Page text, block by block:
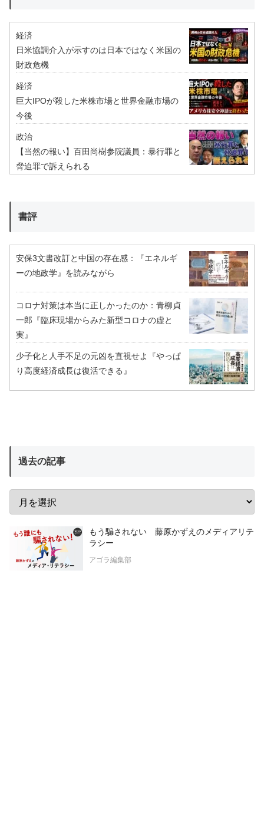
経済
日米協調介入が示すのは日本ではなく米国の
財政危機
経済
巨大IPOが殺した米株市場と世界金融市場の
今後
政治
【当然の報い】百田尚樹参院議員：暴行罪と
脅迫罪で訴えられる
書評
安保3文書改訂と中国の存在感：『エネルギ
ーの地政学』を読みながら
コロナ対策は本当に正しかったのか：青柳貞
一郎『臨床現場からみた新型コロナの虚と
実』
少子化と人手不足の元凶を直視せよ『やっぱ
り高度経済成長は復活できる』
過去の記事
もう騙されない 藤原かずえのメディアリテ
ラシー
アゴラ編集部